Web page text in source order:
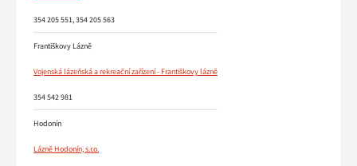
354 205 551, 354 205 563
Františkovy Lázně
Vojenská lázeňská a rekreační zařízení - Františkovy lázně
354 542 981
Hodonín
Lázně Hodonín, s.r.o.